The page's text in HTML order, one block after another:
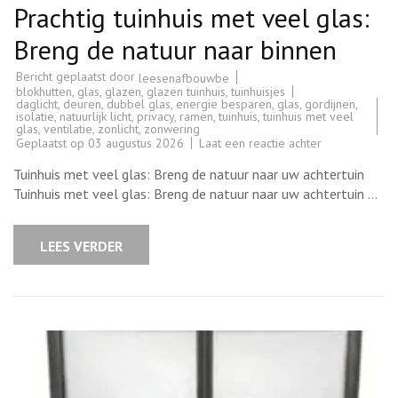
Prachtig tuinhuis met veel glas:
Breng de natuur naar binnen
Bericht geplaatst door leesenafbouwbe
blokhutten, glas, glazen, glazen tuinhuis,tuinhuisjes
daglicht, deuren, dubbel glas, energie besparen, glas, gordijnen,
isolatie, natuurlijk licht, privacy, ramen,tuinhuis,tuinhuis met veel
glas, ventilatie, zonlicht, zonwering
Geplaatst op 03 augustus 2026 Laat een reactie achterop
tuinhuis
met
veel
glas:
Tuinhuis met veel glas: Breng de natuur naar uw achtertuin
Tuinhuis met veel glas: Breng de natuur naar uw achtertuin …
LEES VERDER